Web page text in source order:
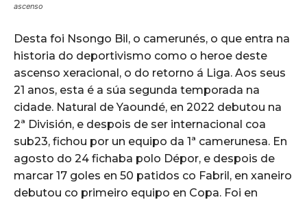
ascenso
Desta foi Nsongo Bil, o camerunés, o que entra na
historia do deportivismo como o heroe deste
ascenso xeracional, o do retorno á Liga. Aos seus
21 anos, esta é a súa segunda temporada na
cidade. Natural de Yaoundé, en 2022 debutou na
2ª División, e despois de ser internacional coa
sub23, fichou por un equipo da 1ª camerunesa. En
agosto do 24 fichaba polo Dépor, e despois de
marcar 17 goles en 50 patidos co Fabril, en xaneiro
debutou co primeiro equipo en Copa. Foi en